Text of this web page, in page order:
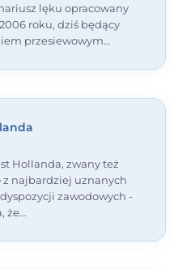
lęku opracowany
roku, dziś będący
przesiewowym…
Hollanda, zwany też
z najbardziej uznanych
zawodowych -
że…